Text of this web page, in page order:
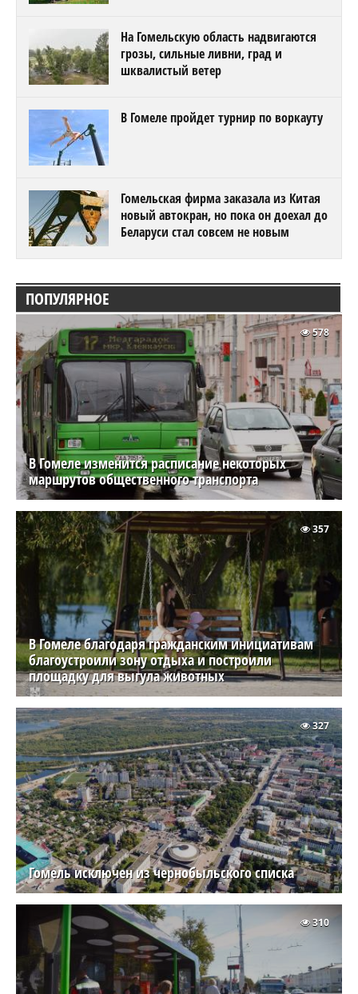
На Гомельскую область надвигаются
грозы, сильные ливни, град и
шквалистый ветер
В Гомеле пройдет турнир по воркауту
Гомельская фирма заказала из Китая
новый автокран, но пока он доехал до
Беларуси стал совсем не новым
ПОПУЛЯРНОЕ
В Гомеле изменится расписание некоторых
маршрутов общественного транспорта
578
В Гомеле благодаря гражданским инициативам
благоустроили зону отдыха и построили
площадку для выгула животных
357
Гомель исключен из чернобыльского списка
327
310